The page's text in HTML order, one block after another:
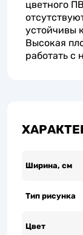
цветного
устойчивы
Высокая
работать с
Ширина, см
Тип рисунка
Цвет